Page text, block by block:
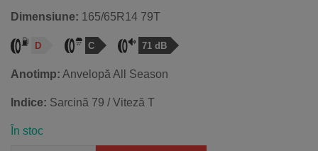
Dimensiune: 165/65R14 79T
D C 71 dB
Anotimp: Anvelopă All Season
Indice: Sarcină 79 / Viteză T
În stoc